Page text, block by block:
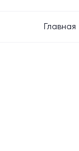
Главная